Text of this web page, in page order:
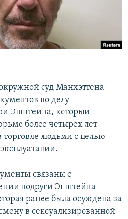
суд Манхэттена
по делу
Эпштейна, который
более четырех лет
торговле людьми с целью
связаны с
подруги Эпштейна
ранее была осуждена за
в сексуализированной